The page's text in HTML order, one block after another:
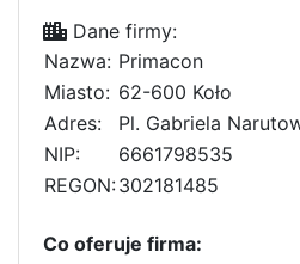
Dane firmy:
Nazwa: Primacon
Miasto: 62-600 Koło
Adres:
Pl. Gabriela
NIP:
6661798535
REGON:302181485
Co oferuje firma: